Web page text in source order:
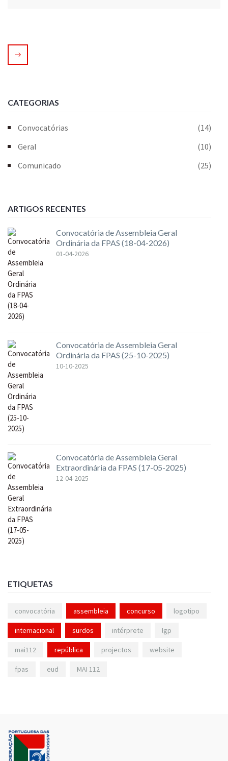
CATEGORIAS
Convocatórias
(14)
Geral
(10)
Comunicado
(25)
ARTIGOS RECENTES
Convocatória de Assembleia Geral
Ordinária da FPAS (18-04-2026)
01-04-2026
Convocatória de Assembleia Geral
Ordinária da FPAS (25-10-2025)
10-10-2025
Convocatória de Assembleia Geral
Extraordinária da FPAS (17-05-2025)
12-04-2025
ETIQUETAS
convocatória assembleia concurso logotipo
internacional surdos intérprete lgp
mai112 república projectos website
fpas eud MAI 112